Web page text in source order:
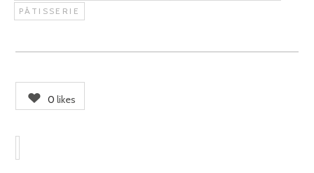
PÂTISSERIE
0 likes